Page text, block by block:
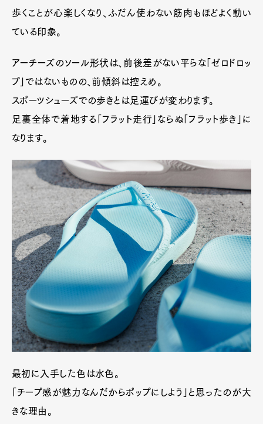
歩くことが心楽しくなり、ふだん使わない筋肉もほどよく動い
ている印象。
アーチーズのソール形状は、前後差がない平らな「ゼロドロッ
プ」ではないものの、前傾斜は控えめ。
スポーツシューズでの歩きとは足運びが変わります。
足裏全体で着地する「フラット走行」ならぬ「フラット歩き」に
なります。
最初に入手した色は水色。
「チープ感が魅力なんだからポップにしよう」と思ったのが大
きな理由。